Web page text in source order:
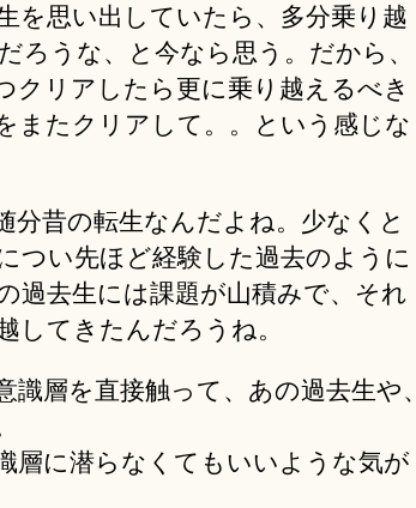
を思い出していたら、多分乗り越
ろうな、と今なら思う。だから、
クリアしたら更に乗り越えるべき
またクリアして。。という感じな
分昔の転生なんだよね。少なくと
つい先ほど経験した過去のように
過去生には課題が山積みで、それ
してきたんだろうね。
識層を直接触って、あの過去生や、
層に潜らなくてもいいような気が